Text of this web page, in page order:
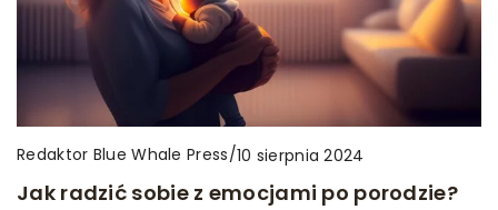
Redaktor Blue Whale Press/10 sierpnia 2024
Jak radzić sobie z emocjami po porodzie?